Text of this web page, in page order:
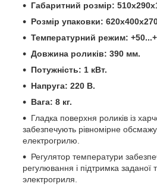
Габаритний розмір:
Розмір упаковки:
Температурний режим:
Довжина роликів: 390 мм.
Потужність: 1 кВт.
Напруга: 220 В.
Вага: 8 кг.
Гладка поверхня роликів із
забезпечують рівномірне
електрогрилю.
Регулятор температури
регулювання і підтримка заданої
электрогриля.